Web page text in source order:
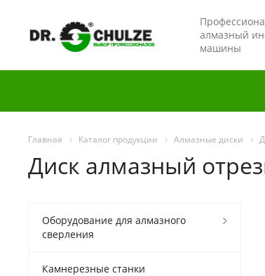
алмазный
машины
Главная Каталог продукции Алмазные диски
Диск алмазный
Оборудование для алмазного
сверления
Камнерезные станки